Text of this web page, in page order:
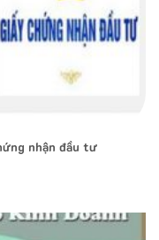
nhận đầu tư